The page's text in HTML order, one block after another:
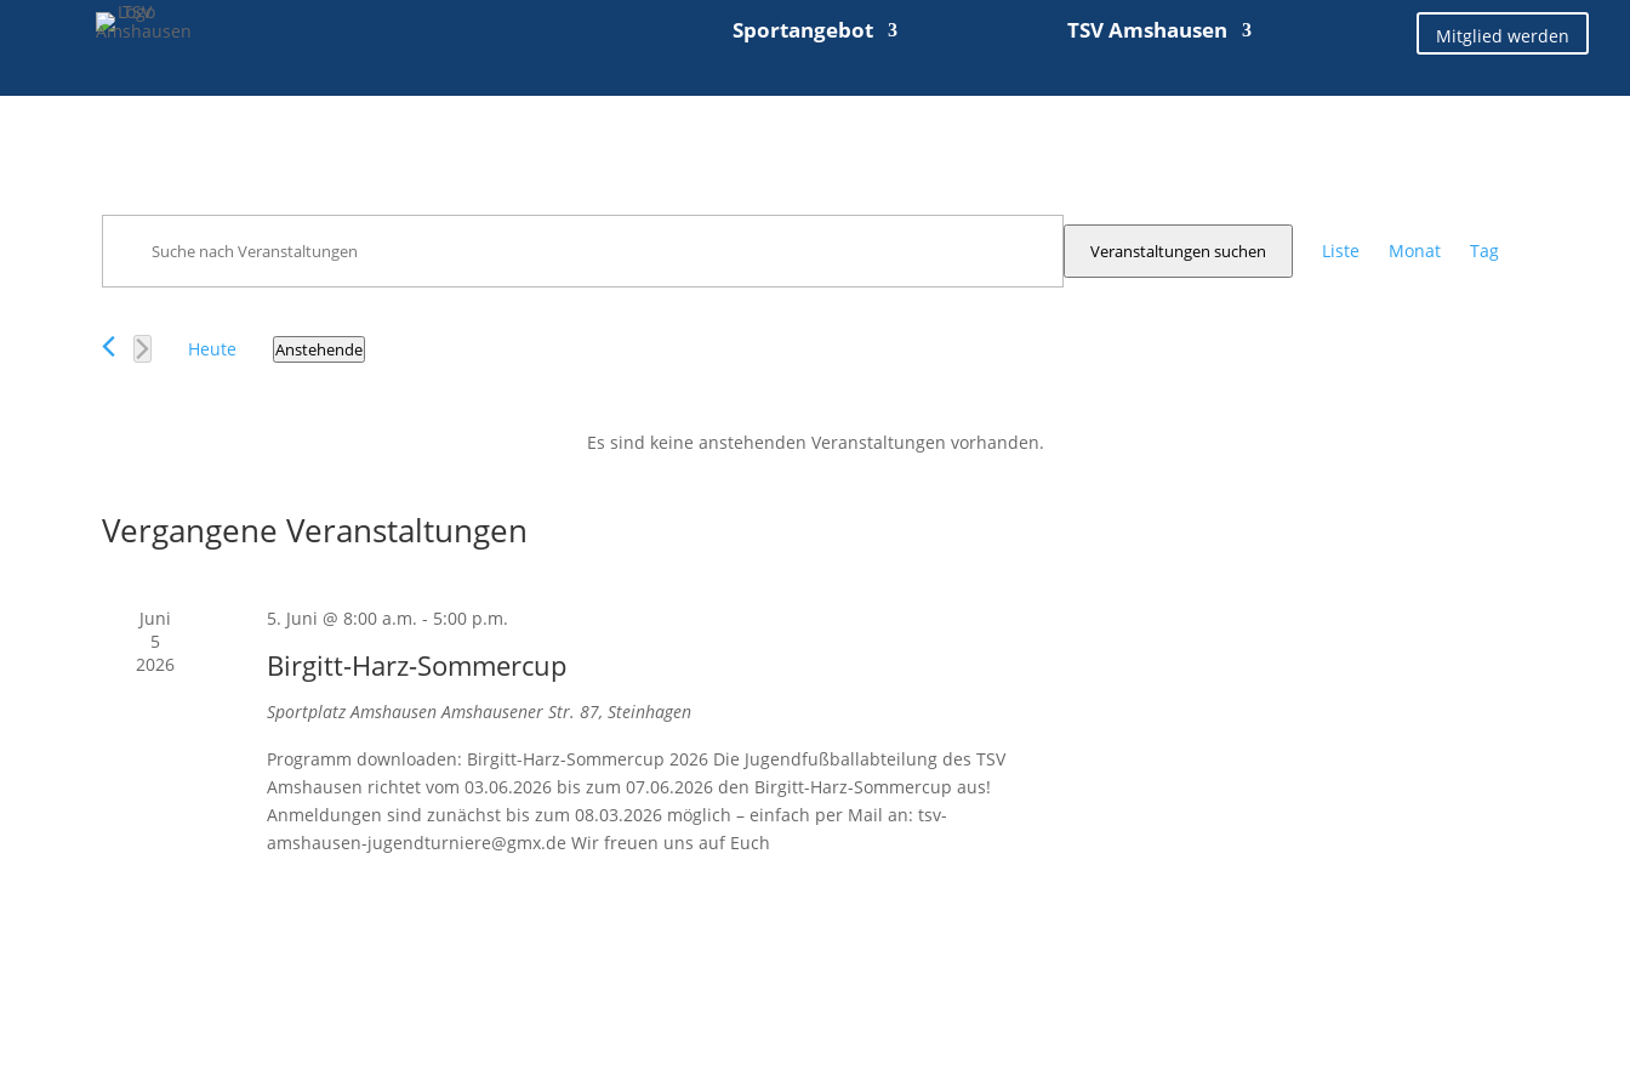
Sportangebot TSV Amshausen Mitglied werden
Es sind keine anstehenden Veranstaltungen vorhanden.
Veranstaltungen
Suche
und
Navigation
nach
Veranstaltungen suchen Ansichten-
Liste Monat Tag
Heute Anstehende
Vergangene Veranstaltungen
Juni
5
2026
5. Juni @ 8:00 a.m. - 5:00 p.m.
Birgitt-Harz-Sommercup
Sportplatz AmshausenAmshausener Str. 87, Steinhagen
Programm downloaden: Birgitt-Harz-Sommercup 2026 Die Jugendfußballabteilung des TSV
Amshausen richtet vom 03.06.2026 bis zum 07.06.2026 den Birgitt-Harz-Sommercup aus!
Anmeldungen sind zunächst bis zum 08.03.2026 möglich – einfach per Mail an: tsv-
amshausen-jugendturniere@gmx.de Wir freuen uns auf Euch